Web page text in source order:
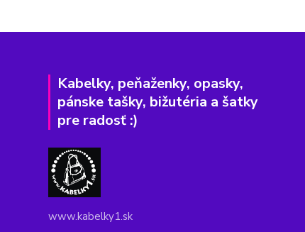
Kabelky, peňaženky, opasky,
pánske tašky, bižutéria a šatky
pre radosť :)
www.kabelky1.sk